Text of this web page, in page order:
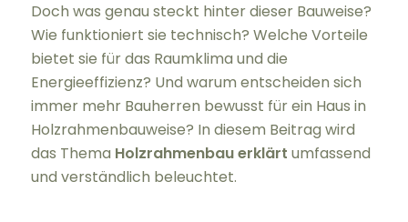
Doch was genau steckt hinter dieser Bauweise?
Wie funktioniert sie technisch? Welche Vorteile
bietet sie für das Raumklima und die
Energieeffizienz? Und warum entscheiden sich
immer mehr Bauherren bewusst für ein Haus in
Holzrahmenbauweise? In diesem Beitrag wird
das Thema Holzrahmenbau erklärt umfassend
und verständlich beleuchtet.